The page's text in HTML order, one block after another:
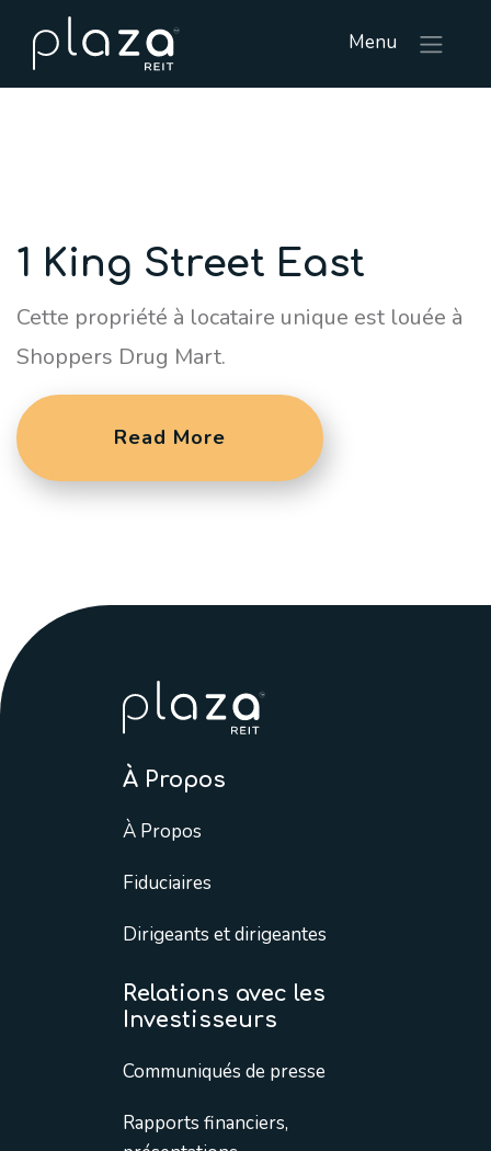
Menu
1 King Street East
Cette propriété à locataire unique est louée à
Shoppers Drug Mart.
Read More
À Propos
À Propos
Fiduciaires
Dirigeants et dirigeantes
Relations avec les
Investisseurs
Communiqués de presse
Rapports financiers,